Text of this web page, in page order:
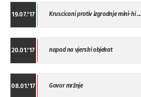
19.07.'17 Kruscicani protiv izgradnje mini-hi ...
20.01.'17 napad na vjerski objekat
08.01.'17 Govor mržnje